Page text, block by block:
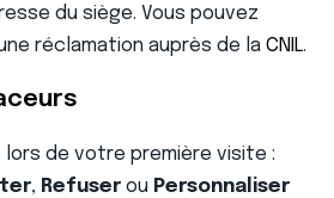
du siège. Vous pouvez
réclamation auprès de la CNIL.
lors de votre première visite :
, Refuser ou Personnaliser